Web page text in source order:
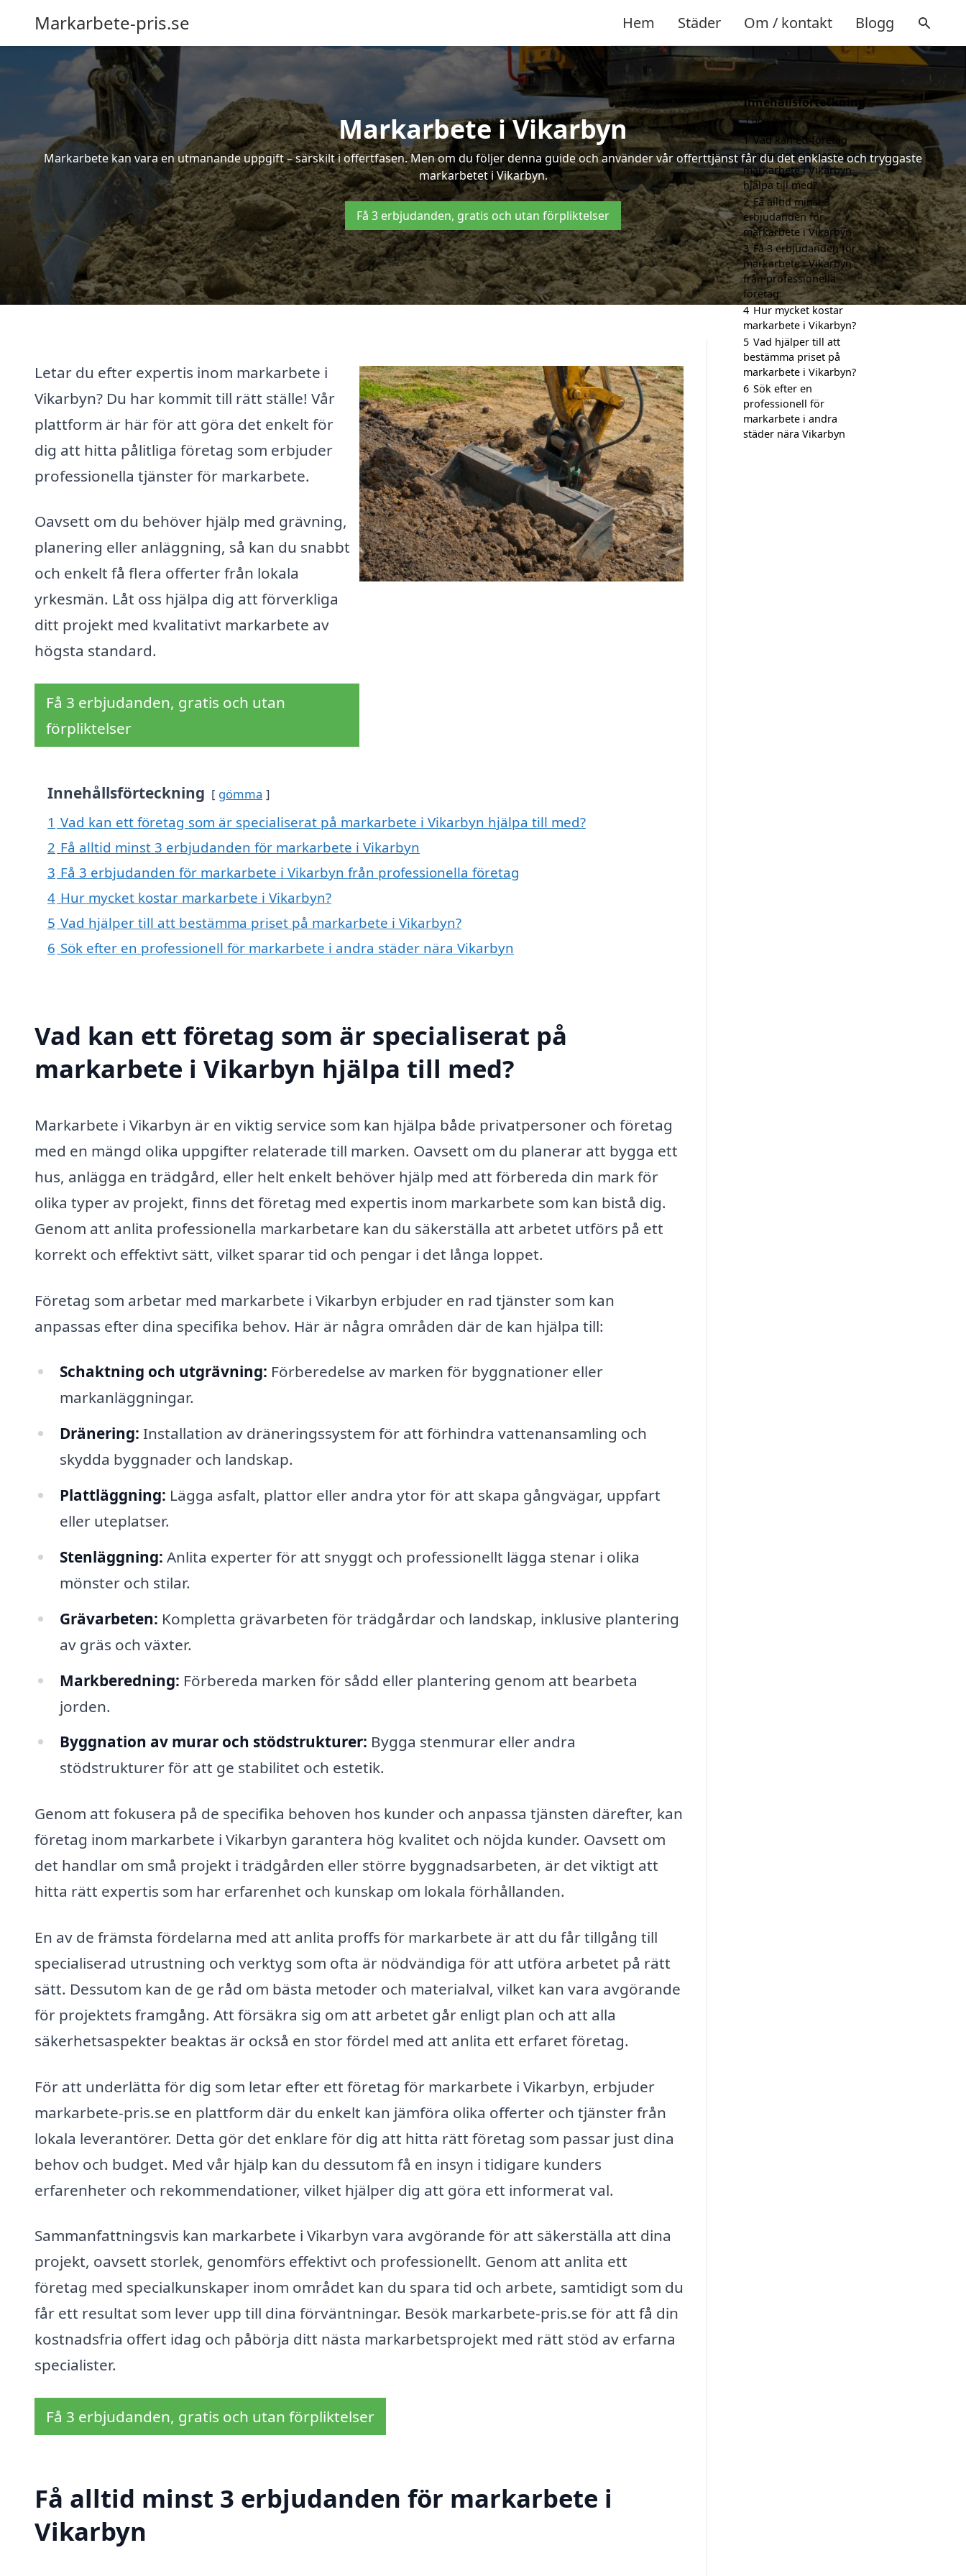
Markarbete-pris.se Hem Städer Om / kontakt Blogg
Markarbete i Vikarbyn
Markarbete kan vara en utmanande uppgift – särskilt i offertfasen. Men om du följer denna guide och använder vår offerttjänst får du det enklaste och tryggaste
markarbetet i Vikarbyn.
Få 3 erbjudanden, gratis och utan förpliktelser
Letar du efter expertis inom markarbete i
Vikarbyn? Du har kommit till rätt ställe! Vår
plattform är här för att göra det enkelt för
dig att hitta pålitliga företag som erbjuder
professionella tjänster för markarbete.
Oavsett om du behöver hjälp med grävning,
planering eller anläggning, så kan du snabbt
och enkelt få flera offerter från lokala
yrkesmän. Låt oss hjälpa dig att förverkliga
ditt projekt med kvalitativt markarbete av
högsta standard.
Få 3 erbjudanden, gratis och utan
förpliktelser
Innehållsförteckning gömma
1 Vad kan ett företag som är specialiserat på markarbete i Vikarbyn hjälpa till med?
2 Få alltid minst 3 erbjudanden för markarbete i Vikarbyn
3 Få 3 erbjudanden för markarbete i Vikarbyn från professionella företag
4 Hur mycket kostar markarbete i Vikarbyn?
5 Vad hjälper till att bestämma priset på markarbete i Vikarbyn?
6 Sök efter en professionell för markarbete i andra städer nära Vikarbyn
Vad kan ett företag som är specialiserat på
markarbete i Vikarbyn hjälpa till med?
Markarbete i Vikarbyn är en viktig service som kan hjälpa både privatpersoner och företag
med en mängd olika uppgifter relaterade till marken. Oavsett om du planerar att bygga ett
hus, anlägga en trädgård, eller helt enkelt behöver hjälp med att förbereda din mark för
olika typer av projekt, finns det företag med expertis inom markarbete som kan bistå dig.
Genom att anlita professionella markarbetare kan du säkerställa att arbetet utförs på ett
korrekt och effektivt sätt, vilket sparar tid och pengar i det långa loppet.
Företag som arbetar med markarbete i Vikarbyn erbjuder en rad tjänster som kan
anpassas efter dina specifika behov. Här är några områden där de kan hjälpa till:
Schaktning och utgrävning: Förberedelse av marken för byggnationer eller
markanläggningar.
Dränering: Installation av dräneringssystem för att förhindra vattenansamling och
skydda byggnader och landskap.
Plattläggning: Lägga asfalt, plattor eller andra ytor för att skapa gångvägar, uppfart
eller uteplatser.
Stenläggning: Anlita experter för att snyggt och professionellt lägga stenar i olika
mönster och stilar.
Grävarbeten: Kompletta grävarbeten för trädgårdar och landskap, inklusive plantering
av gräs och växter.
Markberedning: Förbereda marken för sådd eller plantering genom att bearbeta
jorden.
Byggnation av murar och stödstrukturer: Bygga stenmurar eller andra
stödstrukturer för att ge stabilitet och estetik.
Genom att fokusera på de specifika behoven hos kunder och anpassa tjänsten därefter, kan
företag inom markarbete i Vikarbyn garantera hög kvalitet och nöjda kunder. Oavsett om
det handlar om små projekt i trädgården eller större byggnadsarbeten, är det viktigt att
hitta rätt expertis som har erfarenhet och kunskap om lokala förhållanden.
En av de främsta fördelarna med att anlita proffs för markarbete är att du får tillgång till
specialiserad utrustning och verktyg som ofta är nödvändiga för att utföra arbetet på rätt
sätt. Dessutom kan de ge råd om bästa metoder och materialval, vilket kan vara avgörande
för projektets framgång. Att försäkra sig om att arbetet går enligt plan och att alla
säkerhetsaspekter beaktas är också en stor fördel med att anlita ett erfaret företag.
För att underlätta för dig som letar efter ett företag för markarbete i Vikarbyn, erbjuder
markarbete-pris.se en plattform där du enkelt kan jämföra olika offerter och tjänster från
lokala leverantörer. Detta gör det enklare för dig att hitta rätt företag som passar just dina
behov och budget. Med vår hjälp kan du dessutom få en insyn i tidigare kunders
erfarenheter och rekommendationer, vilket hjälper dig att göra ett informerat val.
Sammanfattningsvis kan markarbete i Vikarbyn vara avgörande för att säkerställa att dina
projekt, oavsett storlek, genomförs effektivt och professionellt. Genom att anlita ett
företag med specialkunskaper inom området kan du spara tid och arbete, samtidigt som du
får ett resultat som lever upp till dina förväntningar. Besök markarbete-pris.se för att få din
kostnadsfria offert idag och påbörja ditt nästa markarbetsprojekt med rätt stöd av erfarna
specialister.
Få 3 erbjudanden, gratis och utan förpliktelser
Få alltid minst 3 erbjudanden för markarbete i
Vikarbyn
Innehållsförteckning
gömma
1 Vad kan ett företag
som är specialiserat på
markarbete i Vikarbyn
hjälpa till med?
2 Få alltid minst 3
erbjudanden för
markarbete i Vikarbyn
3 Få 3 erbjudanden för
markarbete i Vikarbyn
från professionella
företag
4 Hur mycket kostar
markarbete i Vikarbyn?
5 Vad hjälper till att
bestämma priset på
markarbete i Vikarbyn?
6 Sök efter en
professionell för
markarbete i andra
städer nära Vikarbyn